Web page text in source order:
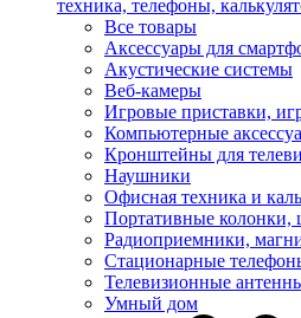
техника, телефоны,
Все товары
Аксессуары для
Акустические системы
Веб-камеры
Игровые приставки,
Компьютерные
Кронштейны для
Наушники
Офисная техника и
Портативные колонки,
Радиоприемники,
Стационарные
Телевизионные
Умный дом